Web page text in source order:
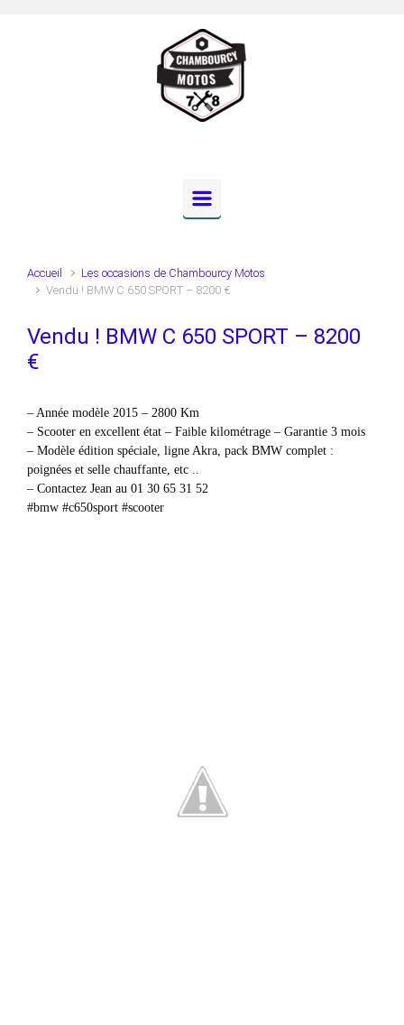
Accueil
Les occasions de Chambourcy Motos
Vendu ! BMW C 650 SPORT – 8200 €
Vendu ! BMW C 650 SPORT – 8200
€
– Année modèle 2015 – 2800 Km
– Scooter en excellent état – Faible kilométrage – Garantie 3 mois
– Modèle édition spéciale, ligne Akra, pack BMW complet :
poignées et selle chauffante, etc ..
– Contactez Jean au 01 30 65 31 52
#bmw #c650sport #scooter